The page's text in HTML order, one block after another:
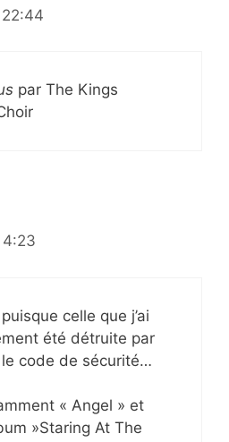
par The Kings
celle que j’ai
été détruite par
code de sécurité…
« Angel » et
»Staring At The